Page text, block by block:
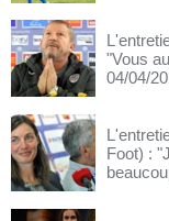
"Vous
04/04/
Foot) :